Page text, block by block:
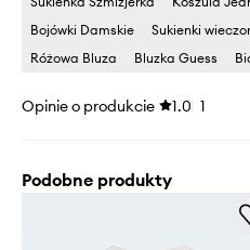
Bojówki Damskie
Sukienki
Różowa Bluza
Bluzka Guess
Opinie o produkcie 1.0 1
Podobne produkty